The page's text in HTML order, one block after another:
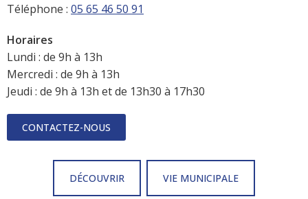
Téléphone : 05 65 46 50 91
Horaires
Lundi : de 9h à 13h
Mercredi : de 9h à 13h
Jeudi : de 9h à 13h et de 13h30 à 17h30
CONTACTEZ-NOUS
DÉCOUVRIR VIE MUNICIPALE